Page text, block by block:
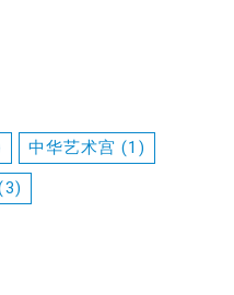
中华艺术宫 (1)